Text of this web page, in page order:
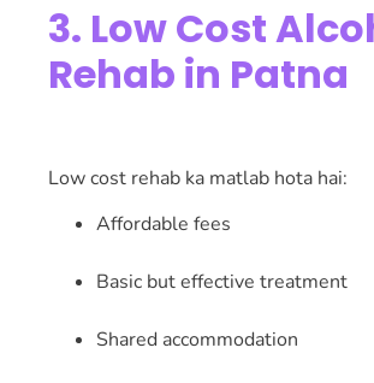
3. Low Cost
Rehab in Patna
Low cost rehab ka matlab hota hai:
Affordable fees
Basic but effective treatment
Shared accommodation